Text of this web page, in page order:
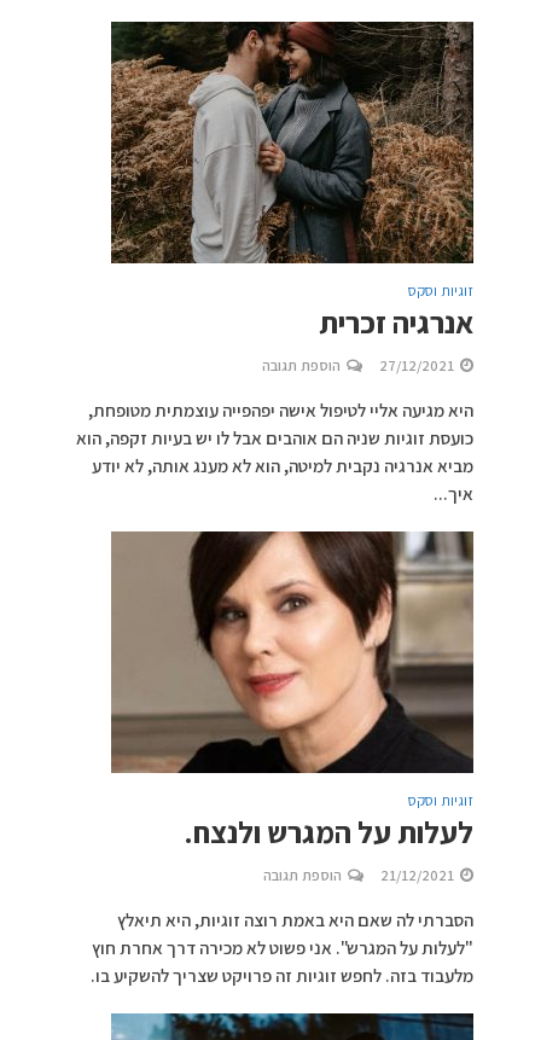
זוגיות וסקס
אנרגיה זכרית
27/12/2021 הוספת תגובה
היא מגיעה אליי לטיפול אישה יפהפייה עוצמתית מטופחת,
כועסת זוגיות שניה הם אוהבים אבל לו יש בעיות זקפה, הוא
מביא אנרגיה נקבית למיטה, הוא לא מענג אותה, לא יודע
איך...
זוגיות וסקס
לעלות על המגרש ולנצח.
21/12/2021 הוספת תגובה
הסברתי לה שאם היא באמת רוצה זוגיות, היא תיאלץ
"לעלות על המגרש". אני פשוט לא מכירה דרך אחרת חוץ
מלעבוד בזה. לחפש זוגיות זה פרויקט שצריך להשקיע בו.